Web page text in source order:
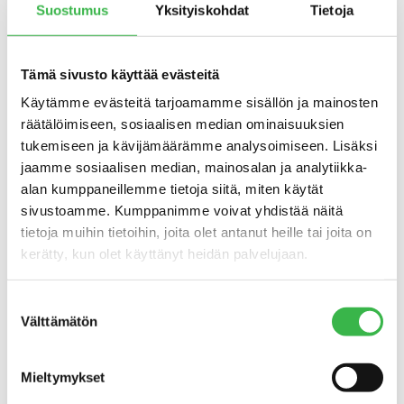
Suostumus Yksityiskohdat Tietoja
Tämä sivusto käyttää evästeitä
Käytämme evästeitä tarjoamamme sisällön ja mainosten
räätälöimiseen, sosiaalisen median ominaisuuksien
tukemiseen ja kävijämäärämme analysoimiseen. Lisäksi
jaamme sosiaalisen median, mainosalan ja analytiikka-
alan kumppaneillemme tietoja siitä, miten käytät
sivustoamme. Kumppanimme voivat yhdistää näitä
tietoja muihin tietoihin, joita olet antanut heille tai joita on
kerätty, kun olet käyttänyt heidän palvelujaan.
valinta
Välttämätön
Mieltymykset
Kaikki luomulehmät laiduntavat kesäisin.
Tutkimuksen perusteella maatiloja houkuttelee luomussa
ennen kaikkea taloudellinen kannattavuus. Myös
lannoitteiden ja torjunta-aineiden käyttämättömyys sekä
luomutuotannon tuet motivoivat siirtymään luomuun.
Tukien merkitys luomuun siirtymisen syynä on kuitenkin
vähentynyt.
Luomuun siirtymisen esteet ovat pysyneet ennallaan.
vaivalloisuuden. Kotieläintilat nimeävät byrokratian